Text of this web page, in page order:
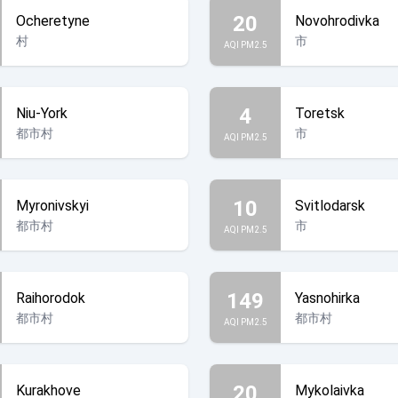
Ocheretyne
村
20
AQI PM2.5
Novohrodivka
市
Niu-York
都市村
4
AQI PM2.5
Toretsk
市
Myronivskyi
都市村
10
AQI PM2.5
Svitlodarsk
市
Raihorodok
都市村
149
AQI PM2.5
Yasnohirka
都市村
Kurakhove Mykolaivka